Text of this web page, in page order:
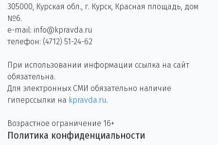
305000, Курская обл., г. Курск, Красная площадь, дом
№6.
e-mail: info@kpravda.ru
телефон: (4712) 51-24-62
При использовании информации ссылка на сайт
обязательна.
Для электронных СМИ обязательно наличие
гиперссылки на kpravda.ru.
Возрастное ограничение 16+
Политика конфиденциальности